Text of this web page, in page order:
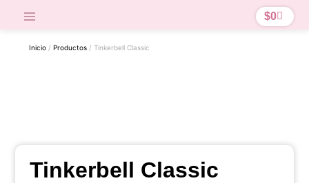
$0
Inicio / Productos / Tinkerbell Classic
Tinkerbell Classic